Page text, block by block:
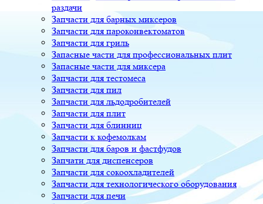
раздачи
Запчасти для барных миксеров
Запчасти для пароконвектоматов
Запчасти для гриль
Запасные части для профессиональных плит
Запасные части для миксера
Запчасти для тестомеса
Запчасти для пил
Запчасти для льдодробителей
Запчасти для плит
Запчасти для блинниц
Запчасти к кофемолкам
Запчасти для баров и фастфудов
Запчати для диспенсеров
Запчасти для сокоохладителей
Запчасти для технологического оборудования
Запчасти для печи